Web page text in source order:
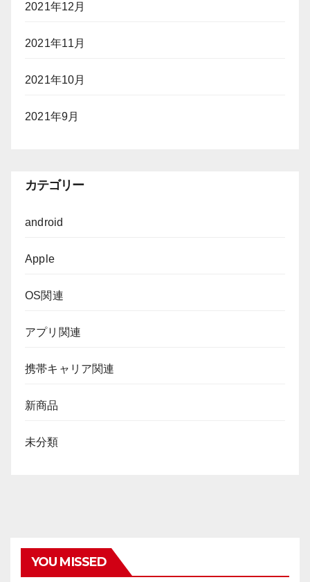
2021年12月
2021年11月
2021年10月
2021年9月
カテゴリー
android
Apple
OS関連
アプリ関連
携帯キャリア関連
新商品
未分類
YOU MISSED